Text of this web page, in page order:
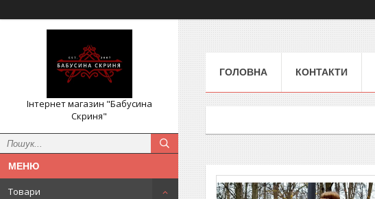
Інтернет магазин "Бабусина
Скриня"
Товари
ГОЛОВНА КОНТАКТИ